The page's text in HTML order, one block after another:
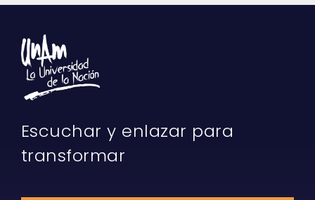
Escuchar y enlazar para
transformar